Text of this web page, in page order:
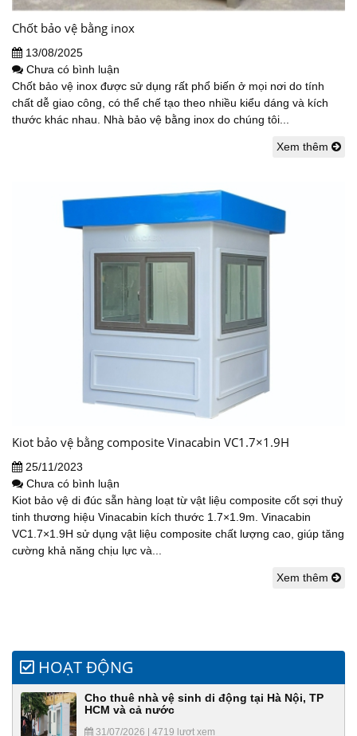
Chốt bảo vệ bằng inox
13/08/2025
Chưa có bình luận
Chốt bảo vệ inox được sử dụng rất phổ biến ở mọi nơi do tính
chất dễ giao công, có thể chế tạo theo nhiều kiểu dáng và kích
thước khác nhau. Nhà bảo vệ bằng inox do chúng tôi...
Xem thêm
Kiot bảo vệ bằng composite Vinacabin VC1.7×1.9H
25/11/2023
Chưa có bình luận
Kiot bảo vệ di đúc sẵn hàng loạt từ vật liệu composite cốt sợi thuỷ
tinh thương hiệu Vinacabin kích thước 1.7×1.9m. Vinacabin
VC1.7×1.9H sử dụng vật liệu composite chất lượng cao, giúp tăng
cường khả năng chịu lực và...
Xem thêm
HOẠT ĐỘNG
Cho thuê nhà vệ sinh di động tại Hà Nội, TP
HCM và cả nước
31/07/2026 | 4719 lượt xem